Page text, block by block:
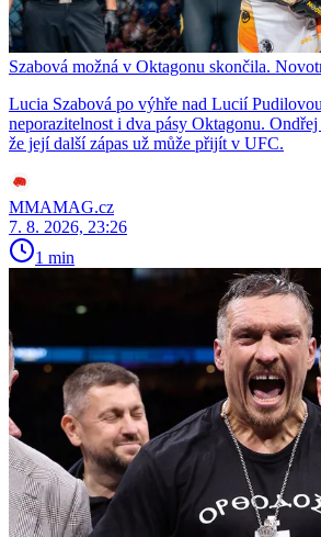
Szabová možná v Oktagonu skončila.
Lucia Szabová po výhře nad Lucií
neporazitelnost i dva pásy Oktagonu.
že její další zápas už může přijít v UFC.
MMAMAG.cz
7. 8. 2026, 23:26
1 min